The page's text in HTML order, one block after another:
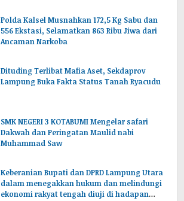
Polda Kalsel Musnahkan 172,5 Kg Sabu dan
556 Ekstasi, Selamatkan 863 Ribu Jiwa dari
Ancaman Narkoba
Dituding Terlibat Mafia Aset, Sekdaprov
Lampung Buka Fakta Status Tanah Ryacudu
SMK NEGERI 3 KOTABUMI Mengelar safari
Dakwah dan Peringatan Maulid nabi
Muhammad Saw
Keberanian Bupati dan DPRD Lampung Utara
dalam menegakkan hukum dan melindungi
ekonomi rakyat tengah diuji di hadapan